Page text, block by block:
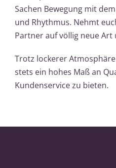
Sachen Bewegung mit
und Rhythmus. Nehmt
Partner auf völlig neue Art
Trotz lockerer
stets ein hohes Maß an
Kundenservice zu bieten.